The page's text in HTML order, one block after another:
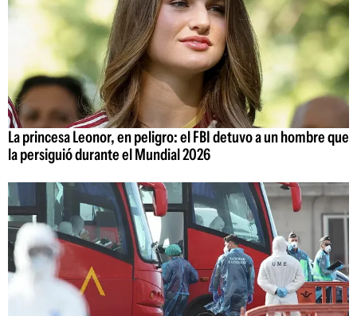
La princesa Leonor, en peligro: el FBI detuvo a un hombre que
la persiguió durante el Mundial 2026